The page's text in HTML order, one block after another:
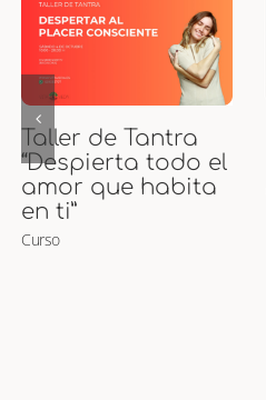
Curso de Puntos
Marma
Curso